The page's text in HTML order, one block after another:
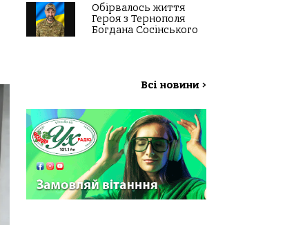
Обірвалось життя
Героя з Тернополя
Богдана Сосінського
Всі новини >